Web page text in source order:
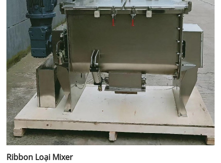
Ribbon Loại Mixer